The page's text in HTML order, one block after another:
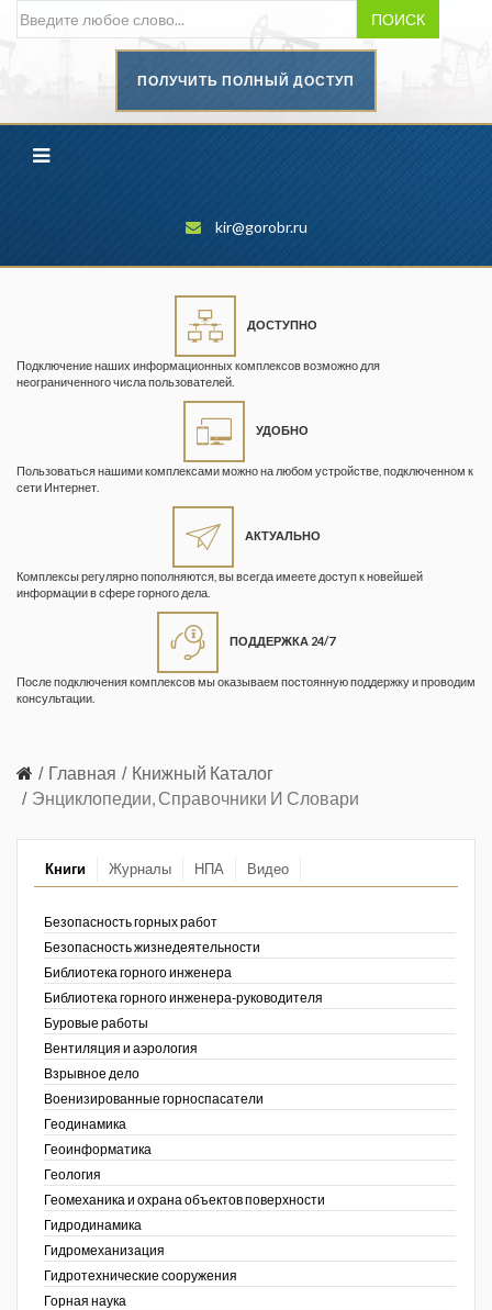
ПОИСК
ПОЛУЧИТЬ ПОЛНЫЙ ДОСТУП
kir@gorobr.ru
ДОСТУПНО
Подключение наших информационных комплексов возможно для
неограниченного числа пользователей.
УДОБНО
Пользоваться нашими комплексами можно на любом устройстве, подключенном к
сети Интернет.
АКТУАЛЬНО
Комплексы регулярно пополняются, вы всегда имеете доступ к новейшей
информации в сфере горного дела.
ПОДДЕРЖКА 24/7
После подключения комплексов мы оказываем постоянную поддержку и проводим
консультации.
Главная
Книжный Каталог
Энциклопедии, Справочники И Словари
Книги Журналы НПА Видео
Безопасность горных работ
Безопасность жизнедеятельности
Библиотека горного инженера
Библиотека горного инженера-руководителя
Буровые работы
Вентиляция и аэрология
Взрывное дело
Военизированные горноспасатели
Геодинамика
Геоинформатика
Геология
Геомеханика и охрана объектов поверхности
Гидродинамика
Гидромеханизация
Гидротехнические сооружения
Горная наука
промышленности
Геопрофи
Горнопромышленные ведомости
Кузбасса. Информационный
безопасность»
Информационный бюллетень
Информация и космос
Медицина катастроф
Минеральные ресурсы России
Нефтегазовые технологии
Нефтегазовая вертикаль
Промышленность и безопасность
Разведка и охрана недр